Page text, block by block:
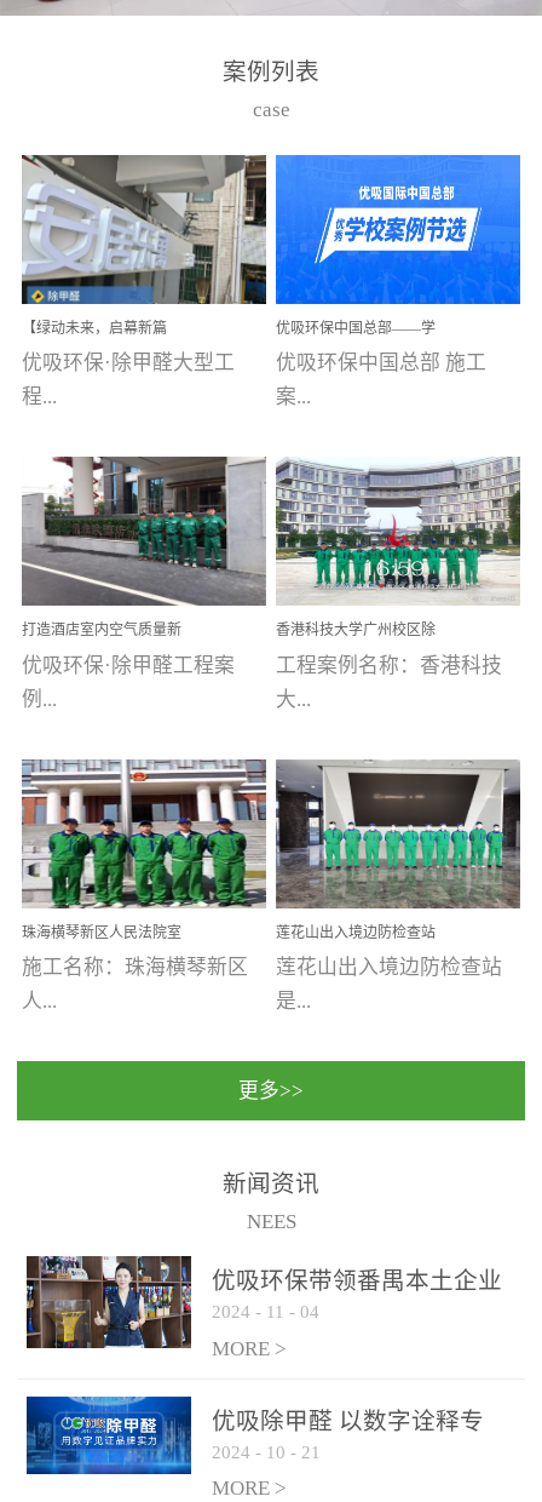
高技能的团队。汇聚了众
取得了多项产品技术专利
和多项国家版权局著作
权，获得高新技术企业称
号。生产优势自主生产自
给自足，优吸公司于2015
在广州番禺区成功建立产
品线生产基地，工厂拥有
自动化生产设备和成熟的
选择源头源材料、严控产
品质量，我们每一批的生
产产品都经过严格的质检
程序；生产车间为优吸总
部和全国分支机构生产光
触媒、净醛王、祛味剂等
优吸系列产品，保质保量
完成生产任务，确保全国
求。资质优势团队优势分
支优势优吸环保是一棵正
茁壮成长的树，只要我们
人人都爱护她、珍惜她、
她将越来越枝繁叶茂，终
将会成为一棵参天大树！
优吸环保截止2020年拥有
全国600家网点分支机构。
案例列表
case
【绿动未来，启幕新篇
章】优吸环保中标深圳安
居乐寓，超大型工装室内
空气治理项目顺利启航，
优吸环保·除甲醛大型工
程...
案例【深圳安居乐寓】室
内空气治理项目深圳安居
乐寓 深圳市安居乐寓
为深圳安居集团旗下城...
优吸环保中国总部——学
校施工案例(节选)
优吸环保中国总部 施工
案...
例(学校工装节选)广州南沙
小学(珠江湾校区)项目地
址：广州市南沙区海滨路
南沙珠江湾江门市蓬江区
禾...
打造酒店室内空气质量新
标杆——优吸环保·标杆之
作：东莞美豪雅致酒店室
内空气治理工程纪实
优吸环保·除甲醛工程案
例...
【东莞美豪雅致酒店】室
内空气治理项目东莞美豪
雅致酒店 东莞美豪雅
致酒店是为中高端人士...
香港科技大学广州校区除
甲醛项目圆满完成
工程案例名称：香港科技
大...
学广州校区室内空气治
理 工程案例地址：广
州南沙区·香港科技大学(广
州)校区 工程案...
珠海横琴新区人民法院室
内除甲醛空气治理项目
施工名称：珠海横琴新区
人...
民法院室内除甲醛空气治
保施工日期：2020年1月珠
莲花山出入境边防检查站
室内除甲醛空气治理项目
莲花山出入境边防检查站
是...
国家通过设在对外开放口
（及各出入境边防检查
更多>>
新闻资讯
NEES
优吸环保带领番禺本​土企业
勇敢破局向“新”
2024 - 11 - 04
MORE >
优吸除甲醛 以数字诠释专
业，尽显除醛品牌实力！
2024 - 10 - 21
MORE >